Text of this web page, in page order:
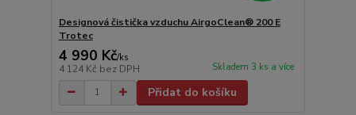
Designová čistička vzduchu AirgoClean® 200 E
Trotec
4 990 Kč/ks
4 124 Kč bez DPH Skladem 3 ks a více
Přidat do košíku